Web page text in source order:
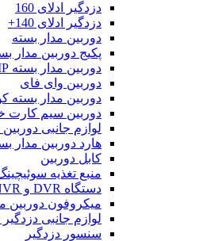
دزدگیر ادلای 160
دزدگیر ادلای 140+
دوربین مدار بسته
پکیج دوربین مدار
دوربین مدار بسته IP
دوربین وای فای
دوربین مدار بسته
دوربین سیم کارت
لوازم جانبی
هارد دوربین مدار
کابل دوربین
منبع تغذیه
دستگاه DVR و NVR
میکروفون دوربین
لوازم جانبی
سنسور دزدگیر